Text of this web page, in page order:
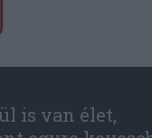
is van élet,